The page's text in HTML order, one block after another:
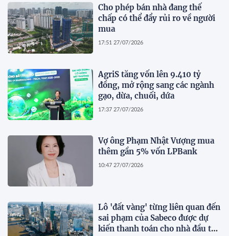
Cho phép bán nhà đang thế
chấp có thể đẩy rủi ro về người
mua
17:51 27/07/2026
AgriS tăng vốn lên 9.410 tỷ
đồng, mở rộng sang các ngành
gạo, dừa, chuối, dứa
17:37 27/07/2026
Vợ ông Phạm Nhật Vượng mua
thêm gần 5% vốn LPBank
10:47 27/07/2026
Lô 'đất vàng' từng liên quan đến
sai phạm của Sabeco được dự
kiến thanh toán cho nhà đầu tư